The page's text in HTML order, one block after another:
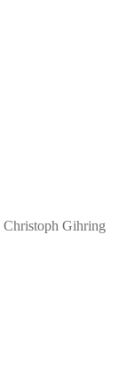
Christoph Gihring